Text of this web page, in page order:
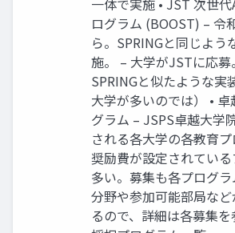
一体で実施 • JST 次世
ログラム (BOOST) – 令
ら。SPRINGと同じよう
施。 – 大学がJSTに応募
SPRINGと似たような実
大学が多いのでは） •
グラム – JSPS卓越大学
される各大学の各教育
奨励費が設定されてい
多い。募集も各プログ
分野や参加可能部局な
るので、詳細は各募集を